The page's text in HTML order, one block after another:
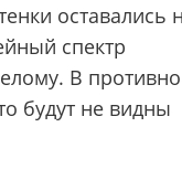
оставались
спектр
В
будут не видны